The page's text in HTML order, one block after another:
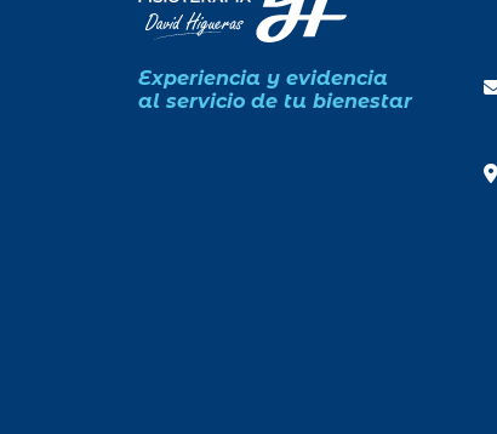
Experiencia y evidencia
al servicio de tu bienestar